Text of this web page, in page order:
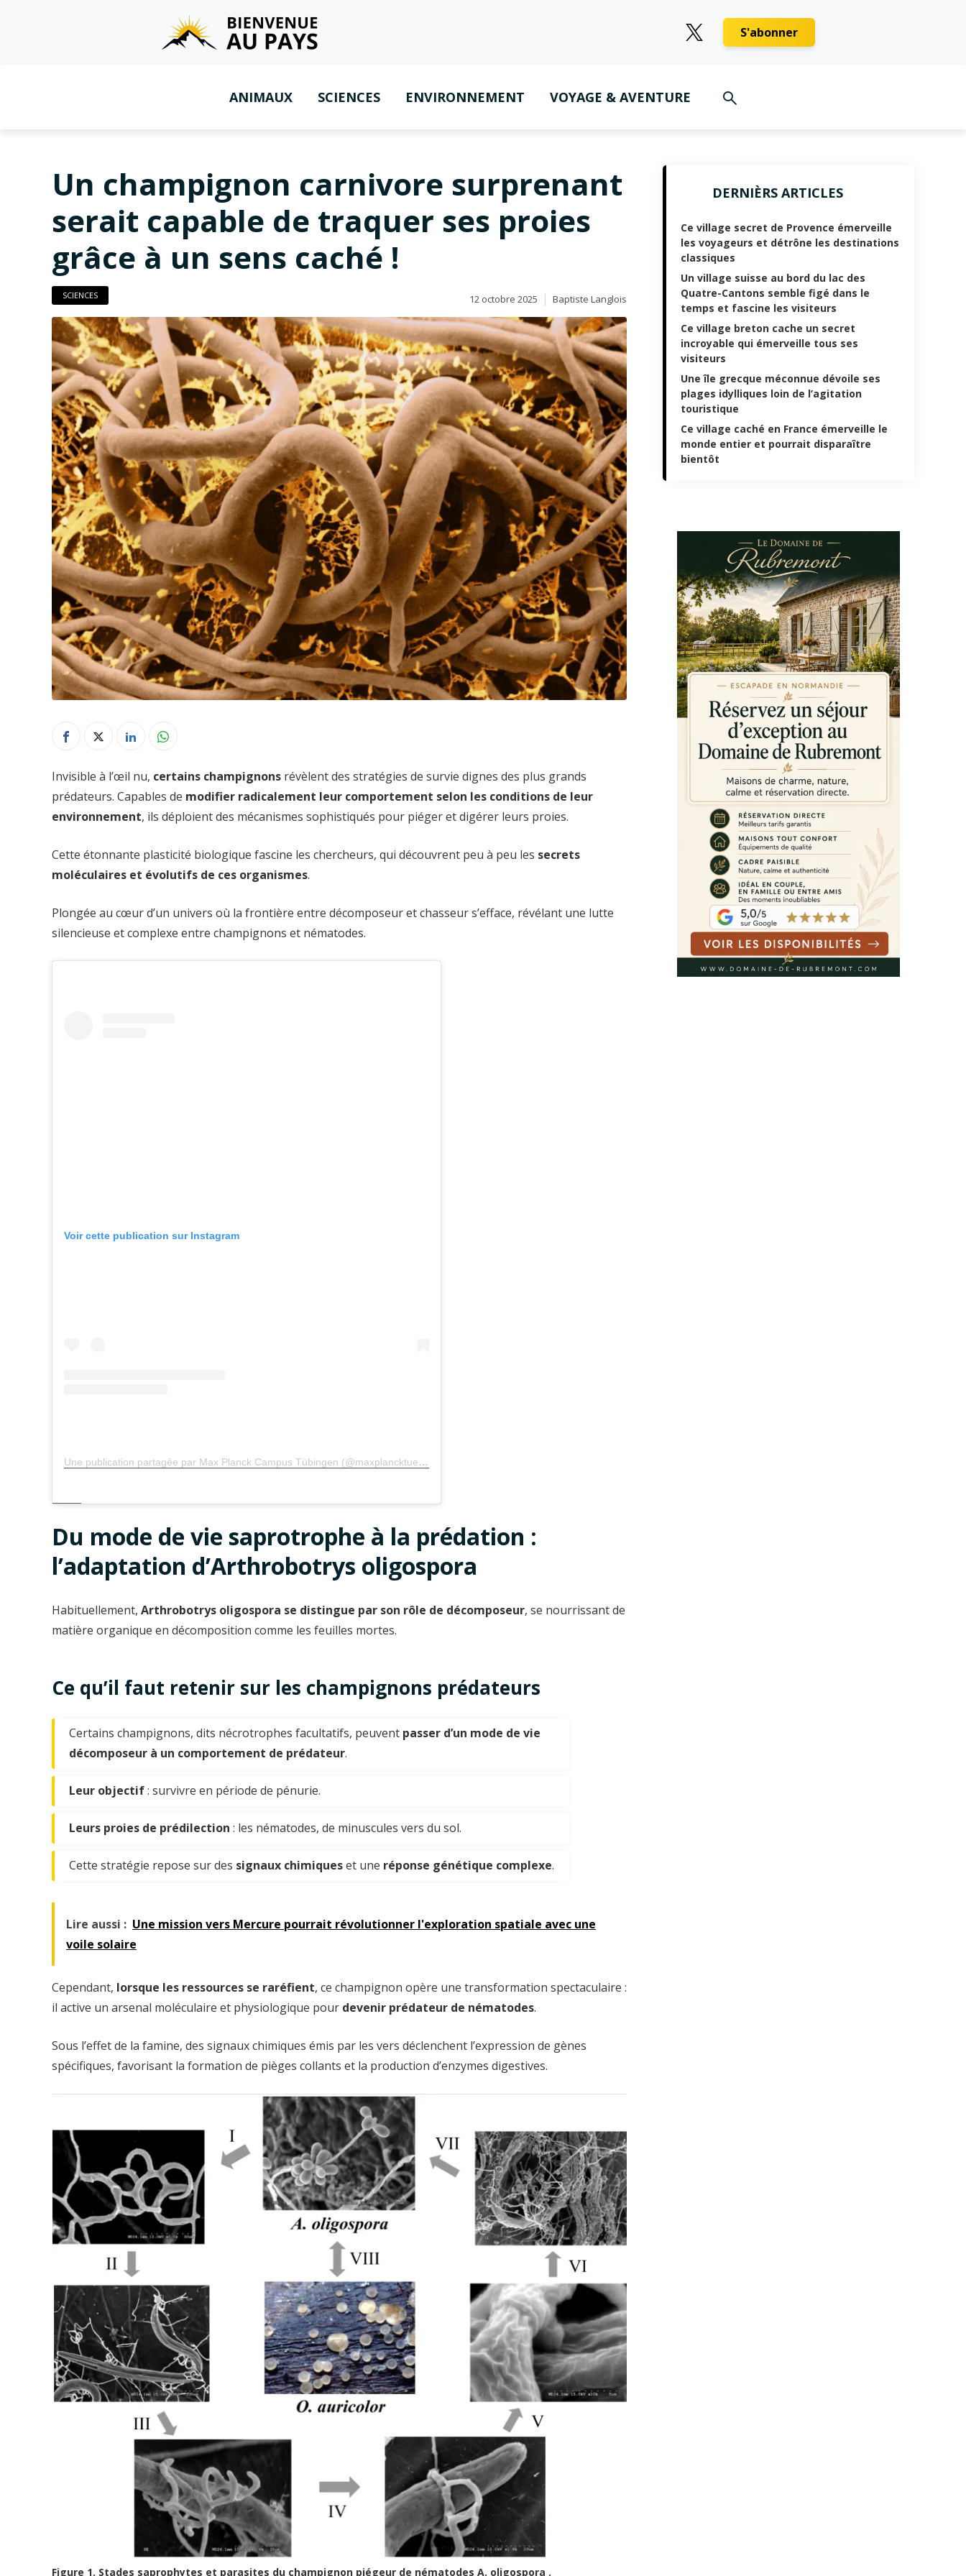
S'abonner
ANIMAUX SCIENCES ENVIRONNEMENT VOYAGE & AVENTURE
Un champignon carnivore surprenant
serait capable de traquer ses proies
grâce à un sens caché !
SCIENCES 12 octobre 2025 Baptiste Langlois
Invisible à l’œil nu, certains champignons révèlent des stratégies de survie dignes des plus grands
prédateurs. Capables de modifier radicalement leur comportement selon les conditions de leur
environnement, ils déploient des mécanismes sophistiqués pour piéger et digérer leurs proies.
Cette étonnante plasticité biologique fascine les chercheurs, qui découvrent peu à peu les secrets
moléculaires et évolutifs de ces organismes.
Plongée au cœur d’un univers où la frontière entre décomposeur et chasseur s’efface, révélant une lutte
silencieuse et complexe entre champignons et nématodes.
Voir cette publication sur Instagram
Une publication partagée par Max Planck Campus Tübingen (@maxplancktuebingen)
Du mode de vie saprotrophe à la prédation :
l’adaptation d’Arthrobotrys oligospora
Habituellement, Arthrobotrys oligospora se distingue par son rôle de décomposeur, se nourrissant de
matière organique en décomposition comme les feuilles mortes.
Ce qu’il faut retenir sur les champignons prédateurs
Certains champignons, dits nécrotrophes facultatifs, peuvent passer d’un mode de vie
décomposeur à un comportement de prédateur.
Leur objectif: survivre en période de pénurie.
Leurs proies de prédilection : les nématodes, de minuscules vers du sol.
Cette stratégie repose sur des signaux chimiqueset une réponse génétique complexe.
Lire aussi : Une mission vers Mercure pourrait révolutionner l'exploration spatiale avec une
voile solaire
Cependant, lorsque les ressources se raréfient, ce champignon opère une transformation spectaculaire :
il active un arsenal moléculaire et physiologique pour devenir prédateur de nématodes.
Sous l’effet de la famine, des signaux chimiques émis par les vers déclenchent l’expression de gènes
spécifiques, favorisant la formation de pièges collants et la production d’enzymes digestives.
Figure 1. Stades saprophytes et parasites du champignon piégeur de nématodes A. oligospora .
DERNIÈRS ARTICLES
Ce village secret de Provence émerveille
les voyageurs et détrône les destinations
classiques
Un village suisse au bord du lac des
Quatre-Cantons semble figé dans le
temps et fascine les visiteurs
Ce village breton cache un secret
incroyable qui émerveille tous ses
visiteurs
Une île grecque méconnue dévoile ses
plages idylliques loin de l’agitation
touristique
Ce village caché en France émerveille le
monde entier et pourrait disparaître
bientôt